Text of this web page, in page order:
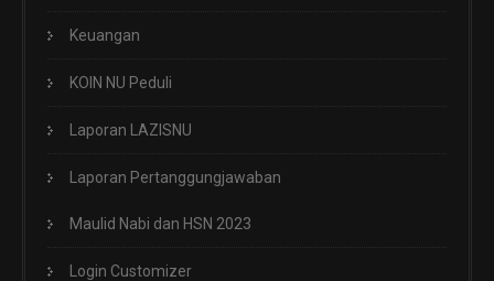
Keuangan
KOIN NU Peduli
Laporan LAZISNU
Laporan Pertanggungjawaban
Maulid Nabi dan HSN 2023
Login Customizer